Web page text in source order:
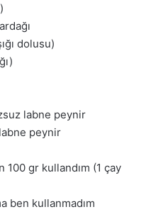
dolusu)
labne peynir
peynir
gr kullandım (1 çay
ben kullanmadım